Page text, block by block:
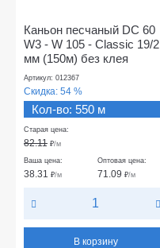
Каньон песчаный DC 60
W3 - W 105 - Classic 19/2
мм (150м) без клея
Артикул: 012367
Скидка: 54 %
Кол-во: 550 м
Старая цена:
82.11 ₽/м
Ваша цена:
38.31 ₽/м
Оптовая цена:
71.09₽/м
В корзину